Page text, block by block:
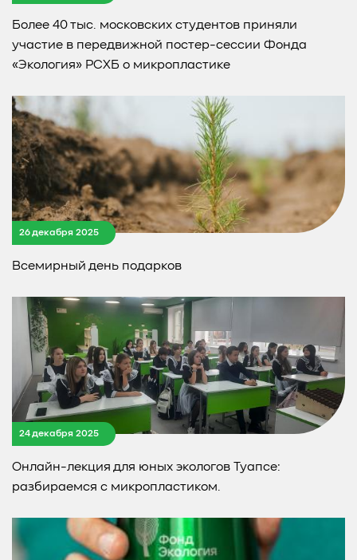
Более 40 тыс. московских студентов приняли
участие в передвижной постер-сессии Фонда
«Экология» РСХБ о микропластике
26 декабря 2025
Всемирный день подарков
24 декабря 2025
Онлайн-лекция для юных экологов Туапсе:
разбираемся с микропластиком.